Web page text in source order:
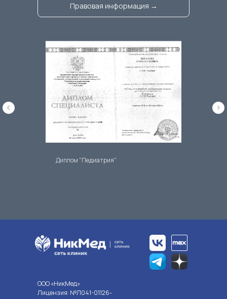
Правовая информация →
Диплом "Педиатрия"
OOO «НикМед»
Лицензия: №Л041-01126-